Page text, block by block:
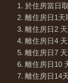
於住房當日
離住房日1天
離住房日2
離住房日4
離住房日7
離住房日10
離住房日14